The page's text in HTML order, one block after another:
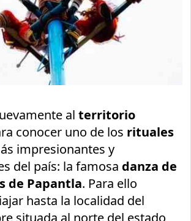
alterritorio
conocer uno de los rituales
impresionantes y
del país: la famosa danza de
de Papantla. Para ello
hasta la localidad del